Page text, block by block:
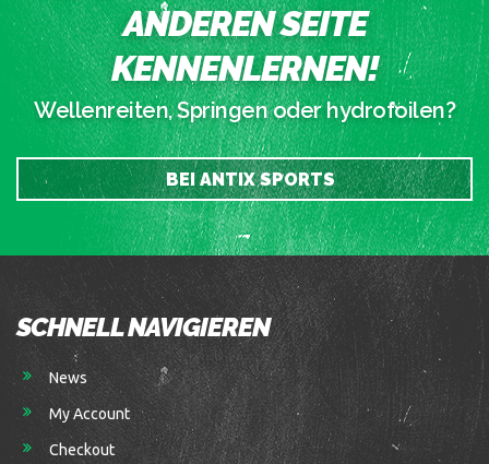
ANDEREN SEITE
KENNENLERNEN!
Wellenreiten, Springen oder hydrofoilen?
BEI ANTIX SPORTS
SCHNELL NAVIGIEREN
News
My Account
Checkout